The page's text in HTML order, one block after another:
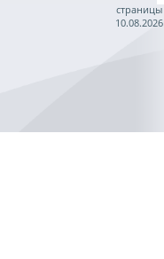
страницы
10.08.2026